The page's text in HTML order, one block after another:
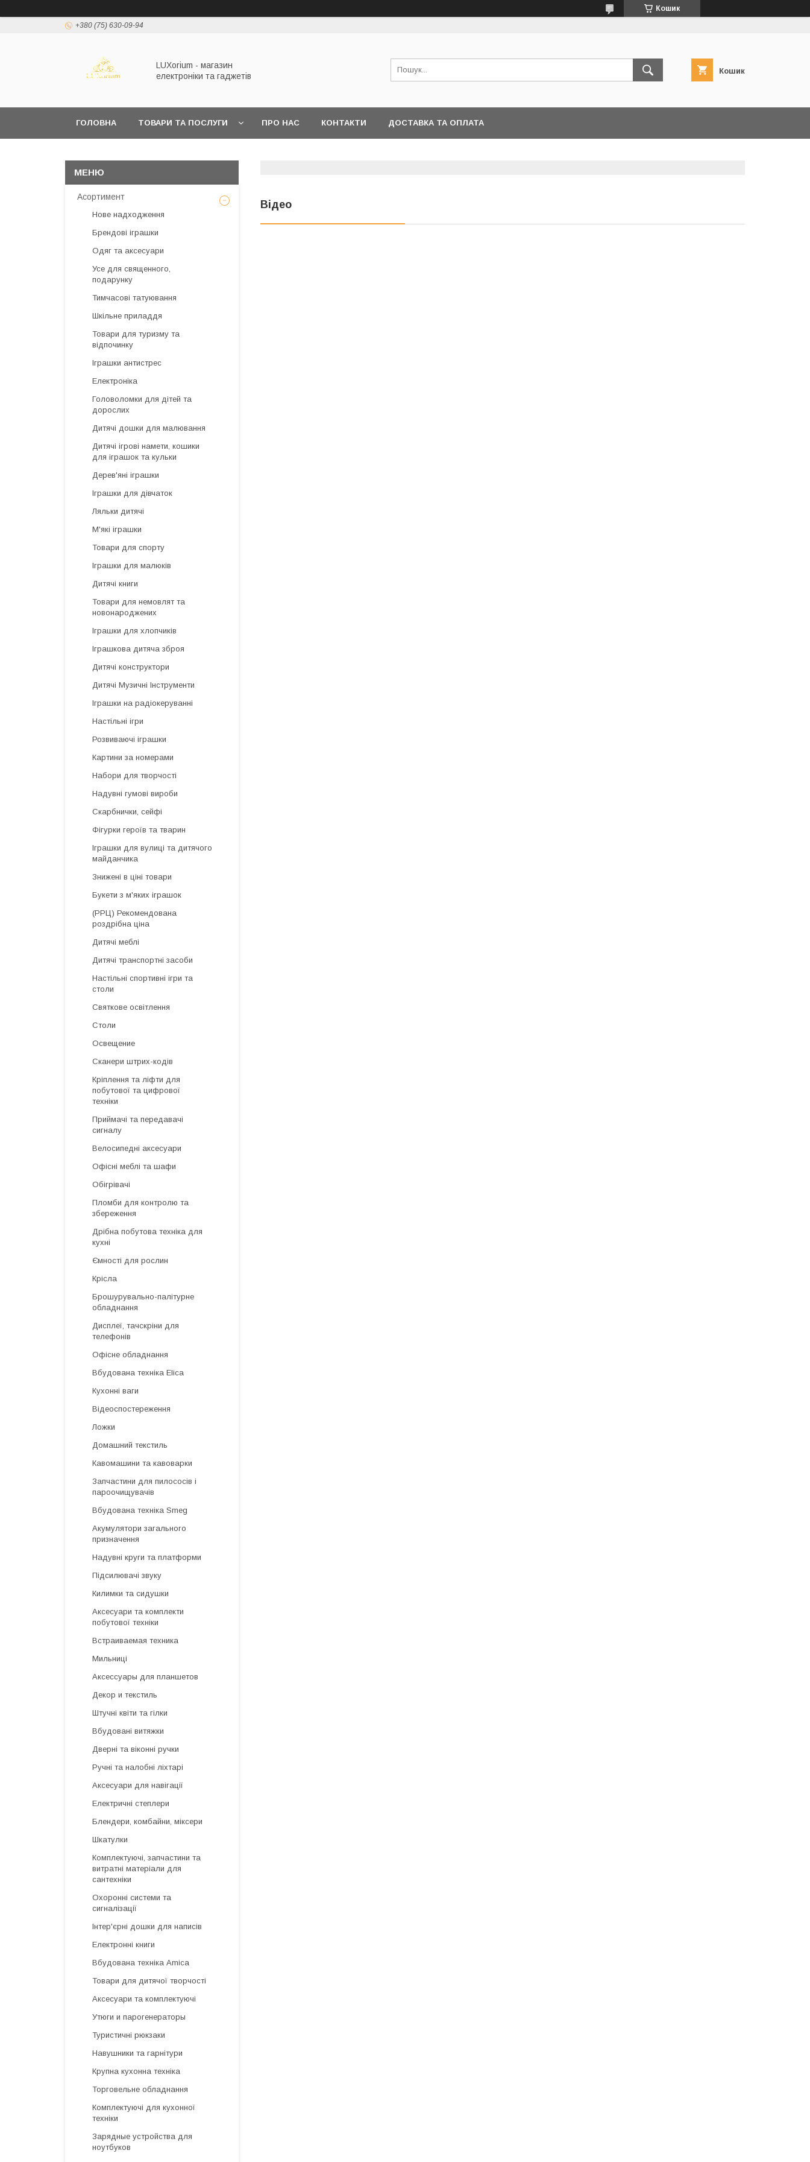
Кошик
+380 (75) 630-09-94
LUXorium - магазин
електроніки та гаджетів
Кошик
ГОЛОВНА ТОВАРИ ТА ПОСЛУГИ ПРО НАС КОНТАКТИ ДОСТАВКА ТА ОПЛАТА
Відео
Асортимент
Нове надходження
Брендові іграшки
Одяг та аксесуари
Усе для священного,
подарунку
Тимчасові татуювання
Шкільне приладдя
Товари для туризму та
відпочинку
Іграшки антистрес
Електроніка
Головоломки для дітей та
дорослих
Дитячі дошки для малювання
Дитячі ігрові намети, кошики
для іграшок та кульки
Дерев'яні іграшки
Іграшки для дівчаток
Ляльки дитячі
М'які іграшки
Товари для спорту
Іграшки для малюків
Дитячі книги
Товари для немовлят та
новонароджених
Іграшки для хлопчиків
Іграшкова дитяча зброя
Дитячі конструктори
Дитячі Музичні Інструменти
Іграшки на радіокеруванні
Настільні ігри
Розвиваючі іграшки
Картини за номерами
Набори для творчості
Надувні гумові вироби
Скарбнички, сейфі
Фігурки героїв та тварин
Іграшки для вулиці та дитячого
майданчика
Знижені в ціні товари
Букети з м'яких іграшок
(РРЦ) Рекомендована
роздрібна ціна
Дитячі меблі
Дитячі транспортні засоби
Настільні спортивні ігри та
столи
Святкове освітлення
Столи
Освещение
Сканери штрих-кодів
Кріплення та ліфти для
побутової та цифрової
техніки
Приймачі та передавачі
сигналу
Велосипедні аксесуари
Офісні меблі та шафи
Обігрівачі
Пломби для контролю та
збереження
Дрібна побутова техніка для
кухні
Ємності для рослин
Крісла
Брошурувально-палітурне
обладнання
Дисплеї, тачскріни для
телефонів
Офісне обладнання
Вбудована техніка Elica
Кухонні ваги
Відеоспостереження
Ложки
Домашний текстиль
Кавомашини та кавоварки
Запчастини для пилососів і
пароочищувачів
Вбудована техніка Smeg
Акумулятори загального
призначення
Надувні круги та платформи
Підсилювачі звуку
Килимки та сидушки
Аксесуари та комплекти
побутової техніки
Встраиваемая техника
Мильниці
Аксессуары для планшетов
Декор и текстиль
Штучні квіти та гілки
Вбудовані витяжки
Дверні та віконні ручки
Ручні та налобні ліхтарі
Аксесуари для навігації
Електричні степлери
Блендери, комбайни, міксери
Шкатулки
Комплектуючі, запчастини та
витратні матеріали для
сантехніки
Охоронні системи та
сигналізації
Інтер'єрні дошки для написів
Електронні книги
Вбудована техніка Amica
Товари для дитячої творчості
Аксесуари та комплектуючі
Утюги и парогенераторы
Туристичні рюкзаки
Навушники та гарнітури
Крупна кухонна техніка
Торговельне обладнання
Комплектуючі для кухонної
техніки
Зарядные устройства для
ноутбуков